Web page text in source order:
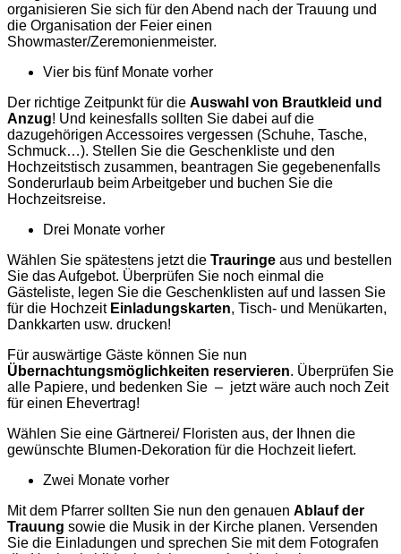
organisieren Sie sich für den Abend nach der Trauung und
die Organisation der Feier einen
Showmaster/Zeremonienmeister.
Vier bis fünf Monate vorher
Der richtige Zeitpunkt für die Auswahl von Brautkleid und
Anzug! Und keinesfalls sollten Sie dabei auf die
dazugehörigen Accessoires vergessen (Schuhe, Tasche,
Schmuck…). Stellen Sie die Geschenkliste und den
Hochzeitstisch zusammen, beantragen Sie gegebenenfalls
Sonderurlaub beim Arbeitgeber und buchen Sie die
Hochzeitsreise.
Drei Monate vorher
Wählen Sie spätestens jetzt die Trauringe aus und bestellen
Sie das Aufgebot. Überprüfen Sie noch einmal die
Gästeliste, legen Sie die Geschenklisten auf und lassen Sie
für die Hochzeit Einladungskarten, Tisch- und Menükarten,
Dankkarten usw. drucken!
Für auswärtige Gäste können Sie nun
Übernachtungsmöglichkeiten reservieren. Überprüfen Sie
alle Papiere, und bedenken Sie – jetzt wäre auch noch Zeit
für einen Ehevertrag!
Wählen Sie eine Gärtnerei/ Floristen aus, der Ihnen die
gewünschte Blumen-Dekoration für die Hochzeit liefert.
Zwei Monate vorher
Mit dem Pfarrer sollten Sie nun den genauen Ablauf der
Trauung sowie die Musik in der Kirche planen. Versenden
Sie die Einladungen und sprechen Sie mit dem Fotografen